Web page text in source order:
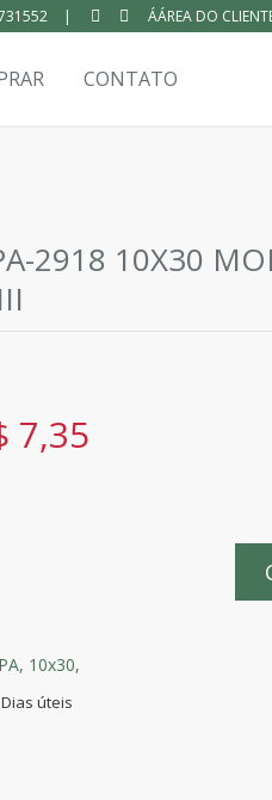
| ÁÁREA DO
CONTATO
2918 10X30
7,35
10x30,
úteis